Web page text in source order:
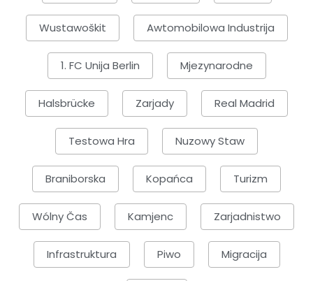
Wustawoškit Awtomobilowa Industrija
1. FC Unija Berlin Mjezynarodne
Halsbrücke Zarjady Real Madrid
Testowa Hra Nuzowy Staw
Braniborska Kopańca Turizm
Wólny Čas Kamjenc Zarjadnistwo
Infrastruktura Piwo Migracija